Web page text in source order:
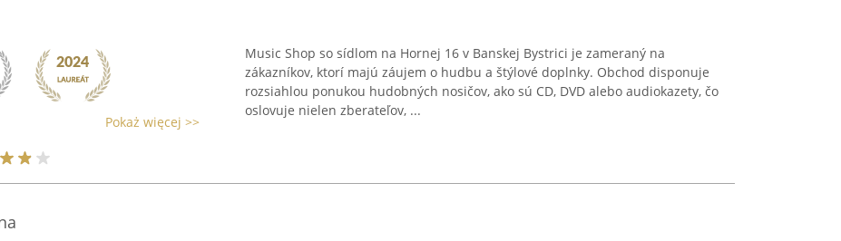
Pokaż więcej >>
Music Shop so sídlom na Hornej 16 v Banskej Bystrici je zameraný na
zákazníkov, ktorí majú záujem o hudbu a štýlové doplnky. Obchod disponuje
rozsiahlou ponukou hudobných nosičov, ako sú CD, DVD alebo audiokazety, čo
oslovuje nielen zberateľov, ...